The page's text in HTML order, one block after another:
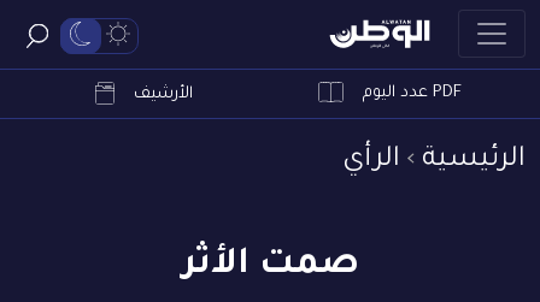
PDF عدد اليوم الأرشيف
الرئيسية الرأي
صمت الأثر